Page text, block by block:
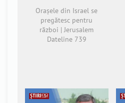
Orașele din Israel se
pregătesc pentru
război | Jerusalem
Dateline 739